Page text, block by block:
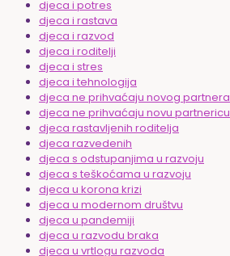
djeca i potres
djeca i rastava
djeca i razvod
djeca i roditelji
djeca i stres
djeca i tehnologija
djeca ne prihvaćaju novog partnera
djeca ne prihvaćaju novu partnericu
djeca rastavljenih roditelja
djeca razvedenih
djeca s odstupanjima u razvoju
djeca s teškoćama u razvoju
djeca u korona krizi
djeca u modernom društvu
djeca u pandemiji
djeca u razvodu braka
djeca u vrtlogu razvoda